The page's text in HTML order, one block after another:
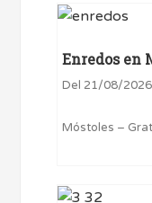
Enredos en
Del 21/08/
Móstoles –